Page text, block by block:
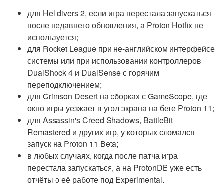
для Helldivers 2, если игра перестала запускаться
после недавнего обновления, а Proton Hotfix не
используется;
для Rocket League при не-английском интерфейсе
системы или при использовании контроллеров
DualShock 4 и DualSense с горячим
переподключением;
для Crimson Desert на сборках с GameScope, где
окно игры уезжает в угол экрана на бете Proton 11;
для Assassin's Creed Shadows, BattleBit
Remastered и других игр, у которых сломался
запуск на Proton 11 Beta;
в любых случаях, когда после патча игра
перестала запускаться, а на ProtonDB уже есть
отчёты о её работе под Experimental.